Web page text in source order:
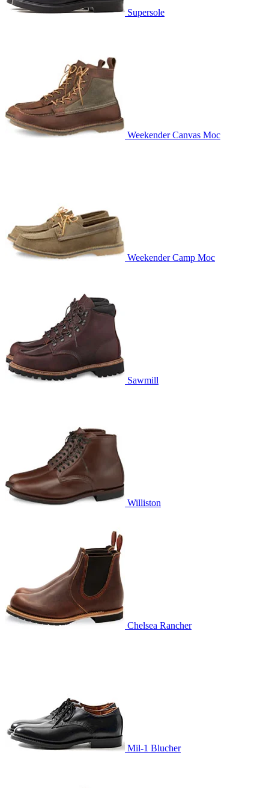
Supersole
Weekender Canvas Moc
Weekender Camp Moc
Sawmill
Williston
Chelsea Rancher
Mil-1 Blucher